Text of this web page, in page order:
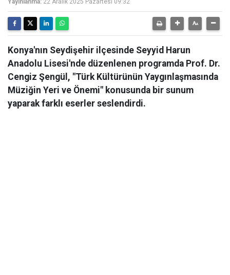
Yayınlanma: 22 Aralık 2025 Pazartesi 09:32
Konya'nın Seydişehir ilçesinde Seyyid Harun
Anadolu Lisesi'nde düzenlenen programda Prof. Dr.
Cengiz Şengül, "Türk Kültürünün Yaygınlaşmasında
Müziğin Yeri ve Önemi" konusunda bir sunum
yaparak farklı eserler seslendirdi.